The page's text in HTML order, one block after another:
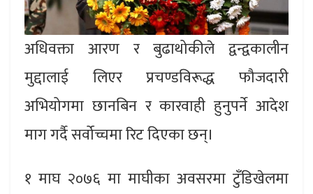
अधिवक्ता आरण र बुढाथोकीले द्वन्द्वकालीन
मुद्दालाई लिएर प्रचण्डविरूद्ध फौजदारी
अभियोगमा छानबिन र कारवाही हुनुपर्ने आदेश
माग गर्दै सर्वोच्चमा रिट दिएका छन्।
१ माघ २०७६ मा माघीका अवसरमा टुँडिखेलमा